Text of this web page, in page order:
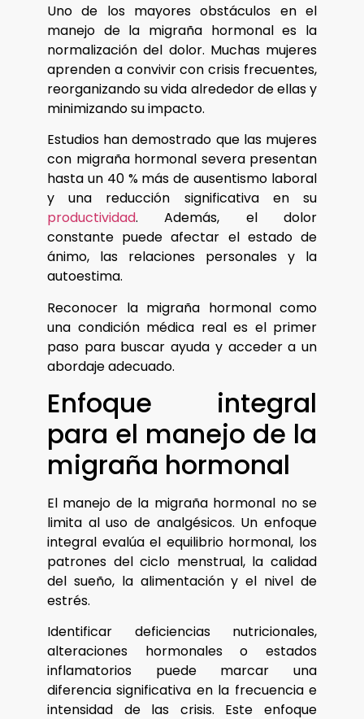
Uno de los mayores obstáculos en el
manejo de la migraña hormonal es la
normalización del dolor. Muchas mujeres
aprenden a convivir con crisis frecuentes,
reorganizando su vida alrededor de ellas y
minimizando su impacto.
Estudios han demostrado que las mujeres
con migraña hormonal severa presentan
hasta un 40 % más de ausentismo laboral
y una reducción significativa en su
productividad. Además, el dolor
constante puede afectar el estado de
ánimo, las relaciones personales y la
autoestima.
Reconocer la migraña hormonal como
una condición médica real es el primer
paso para buscar ayuda y acceder a un
abordaje adecuado.
Enfoque integral
para el manejo de la
migraña hormonal
El manejo de la migraña hormonal no se
limita al uso de analgésicos. Un enfoque
integral evalúa el equilibrio hormonal, los
patrones del ciclo menstrual, la calidad
del sueño, la alimentación y el nivel de
estrés.
Identificar deficiencias nutricionales,
alteraciones hormonales o estados
inflamatorios puede marcar una
diferencia significativa en la frecuencia e
intensidad de las crisis. Este enfoque